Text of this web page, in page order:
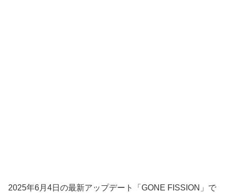
2025年6月4日の最新アップデート「GONE FISSION」で